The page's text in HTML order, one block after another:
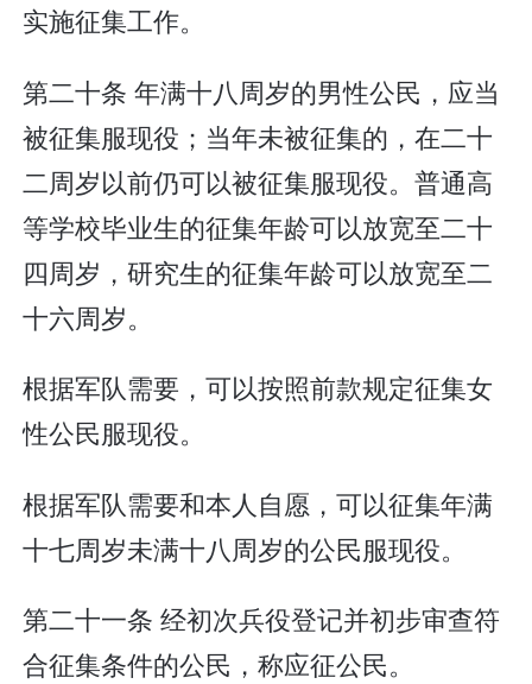
实施征集工作。
第二十条 年满十八周岁的男性公民，应当
被征集服现役；当年未被征集的，在二十
二周岁以前仍可以被征集服现役。普通高
等学校毕业生的征集年龄可以放宽至二十
四周岁，研究生的征集年龄可以放宽至二
十六周岁。
根据军队需要，可以按照前款规定征集女
性公民服现役。
根据军队需要和本人自愿，可以征集年满
十七周岁未满十八周岁的公民服现役。
第二十一条 经初次兵役登记并初步审查符
合征集条件的公民，称应征公民。